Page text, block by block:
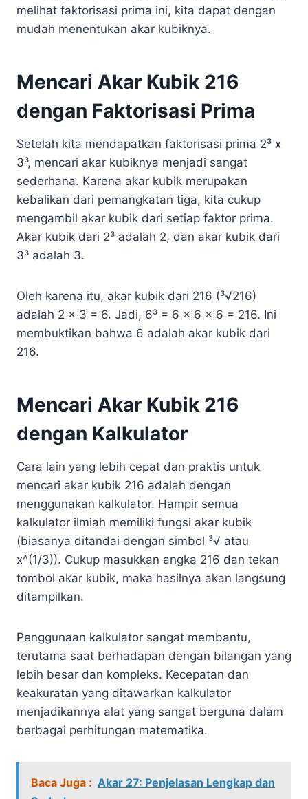
melihat faktorisasi prima ini, kita dapat dengan
mudah menentukan akar kubiknya.
Mencari Akar Kubik 216
dengan Faktorisasi Prima
Setelah kita mendapatkan faktorisasi prima 2³ x
3³, mencari akar kubiknya menjadi sangat
sederhana. Karena akar kubik merupakan
kebalikan dari pemangkatan tiga, kita cukup
mengambil akar kubik dari setiap faktor prima.
Akar kubik dari 2³ adalah 2, dan akar kubik dari
3³ adalah 3.
Oleh karena itu, akar kubik dari 216 (³√216)
adalah 2 x 3 = 6. Jadi, 6³ = 6 x 6 x 6 = 216. Ini
membuktikan bahwa 6 adalah akar kubik dari
216.
Mencari Akar Kubik 216
dengan Kalkulator
Cara lain yang lebih cepat dan praktis untuk
mencari akar kubik 216 adalah dengan
menggunakan kalkulator. Hampir semua
kalkulator ilmiah memiliki fungsi akar kubik
(biasanya ditandai dengan simbol ³√ atau
x^(1/3)). Cukup masukkan angka 216 dan tekan
tombol akar kubik, maka hasilnya akan langsung
ditampilkan.
Penggunaan kalkulator sangat membantu,
terutama saat berhadapan dengan bilangan yang
lebih besar dan kompleks. Kecepatan dan
keakuratan yang ditawarkan kalkulator
menjadikannya alat yang sangat berguna dalam
berbagai perhitungan matematika.
Baca Juga : Akar 27: Penjelasan Lengkap dan